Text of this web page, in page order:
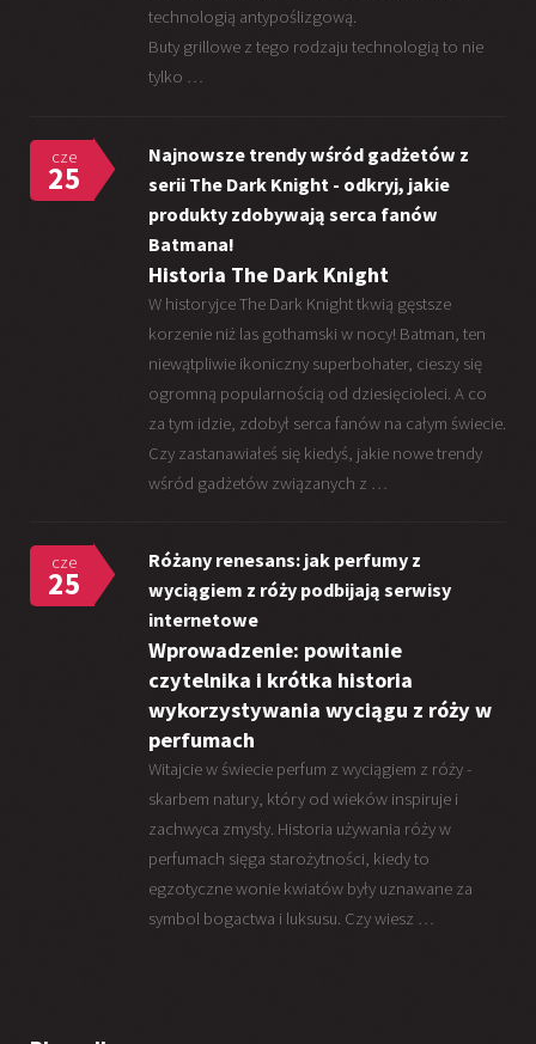
technologią antypoślizgową.
Buty grillowe z tego rodzaju technologią to nie
tylko …
cze
25
Najnowsze trendy wśród gadżetów z
serii The Dark Knight - odkryj, jakie
produkty zdobywają serca fanów
Batmana!
Historia The Dark Knight
W historyjce The Dark Knight tkwią gęstsze
korzenie niż las gothamski w nocy! Batman, ten
niewątpliwie ikoniczny superbohater, cieszy się
ogromną popularnością od dziesięcioleci. A co
za tym idzie, zdobył serca fanów na całym świecie.
Czy zastanawiałeś się kiedyś, jakie nowe trendy
wśród gadżetów związanych z …
cze
25
Różany renesans: jak perfumy z
wyciągiem z róży podbijają serwisy
internetowe
Wprowadzenie: powitanie
czytelnika i krótka historia
wykorzystywania wyciągu z róży w
perfumach
Witajcie w świecie perfum z wyciągiem z róży -
skarbem natury, który od wieków inspiruje i
zachwyca zmysły. Historia używania róży w
perfumach sięga starożytności, kiedy to
egzotyczne wonie kwiatów były uznawane za
symbol bogactwa i luksusu. Czy wiesz …